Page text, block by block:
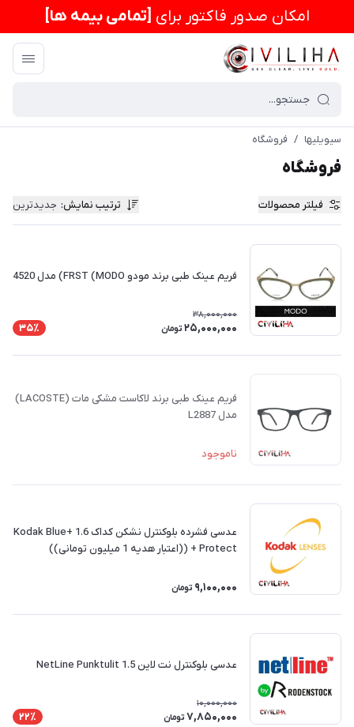
امكان صدور فاکتور برای [تمامی بیمه ها]
سیویلیها / فروشگاه
فروشگاه
فیلتر محصولات ترتیب نمایش: جدیدترین
فریم عینک طبی برند مودو FRST (MODO) مدل 4520
38,000,000
25,000,000 تومان 35٪
فریم عینک طبی برند لاکاست مشکی مات (LACOSTE)
مدل L2887
ناموجود
عدسی فشرده بلوکنترل نشکن کداک 1.6 +Kodak Blue
Protect + ((اعتبار هدیه 1 میلیون تومانی))
9,100,000 تومان
عدسی بلوکنترل نت لاین NetLine Punktulit 1.5
10,000,000
7,850,000 تومان 22٪